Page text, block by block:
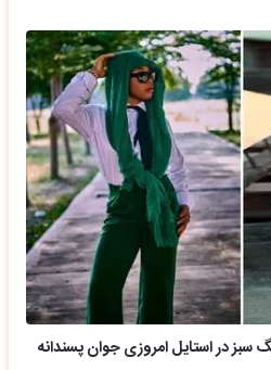
سبز در استایل امروزی جوان پسندانه